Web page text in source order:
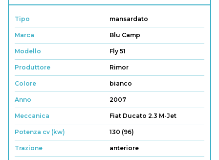
Tipo mansardato
Marca Blu Camp
Modello Fly 51
Produttore Rimor
Colore bianco
Anno 2007
Meccanica Fiat Ducato 2.3 M-Jet
Potenza cv (kw) 130 (96)
Trazione anteriore